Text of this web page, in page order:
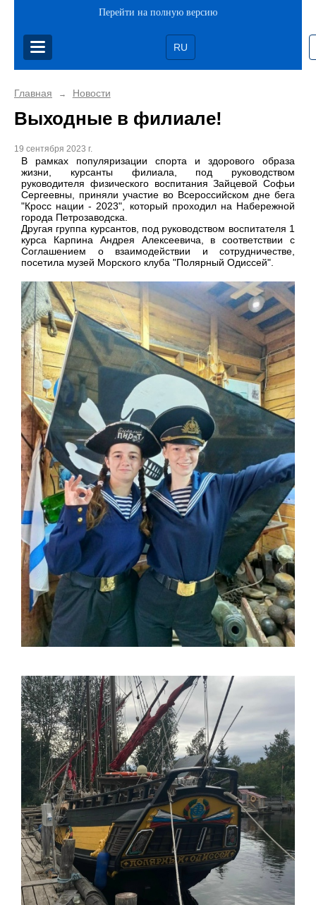
Перейти на полную версию
RU
Главная → Новости
Выходные в филиале!
19 сентября 2023 г.
В рамках популяризации спорта и здорового образа
жизни, курсанты филиала, под руководством
руководителя физического воспитания Зайцевой Софьи
Сергеевны, приняли участие во Всероссийском дне бега
"Кросс нации - 2023", который проходил на Набережной
города Петрозаводска.
Другая группа курсантов, под руководством воспитателя 1
курса Карпина Андрея Алексеевича, в соответствии с
Соглашением о взаимодействии и сотрудничестве,
посетила музей Морского клуба "Полярный Одиссей".